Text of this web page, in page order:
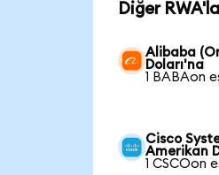
Diğer
Alibaba
Doları'na
1 BABAon
Cisco
Amerikan
1 CSCOon